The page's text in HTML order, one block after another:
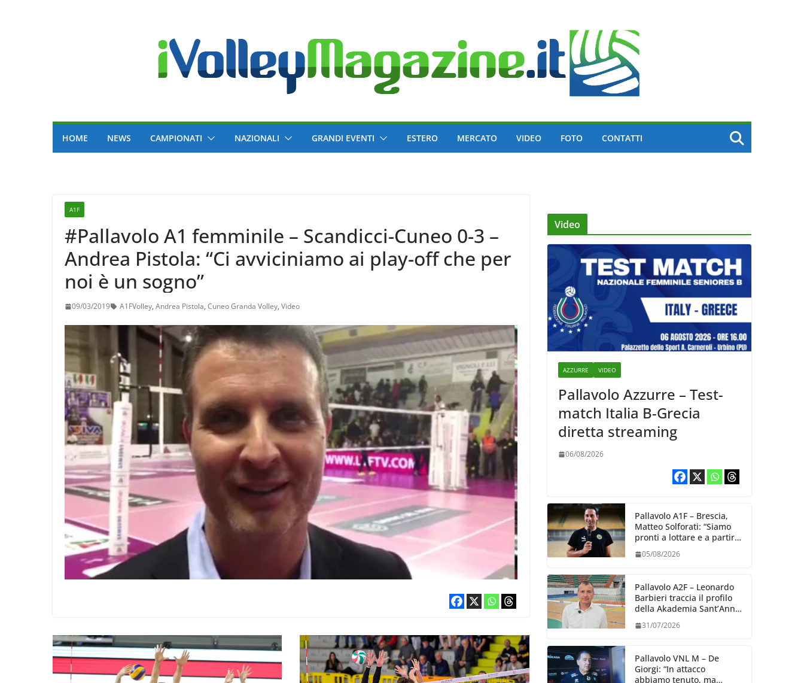
HOME NEWS CAMPIONATI NAZIONALI GRANDI EVENTI ESTERO MERCATO VIDEO FOTO CONTATTI
A1F
#Pallavolo A1 femminile – Scandicci-Cuneo 0-3 –
Andrea Pistola: “Ci avviciniamo ai play-off che per
noi è un sogno”
09/03/2019 A1FVolley, Andrea Pistola, Cuneo Granda Volley, Video
Video
AZZURRE VIDEO
Pallavolo Azzurre – Test-
match Italia B-Grecia
diretta streaming
06/08/2026
Pallavolo A1F – Brescia,
Matteo Solforati: “Siamo
pronti a lottare e a partire
giorno”
05/08/2026
Pallavolo A2F – Leonardo
Barbieri traccia il profilo
della Akademia Sant’Anna
31/07/2026
Pallavolo VNL M – De
Giorgi: “In attacco
abbiamo tenuto, ma